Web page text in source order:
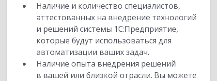
Наличие и количество специалистов,
аттестованных на внедрение технологий
и решений системы 1С:Предприятие,
которые будут использоваться для
автоматизации ваших задач.
Наличие опыта внедрения решений
в вашей или близкой отрасли. Вы можете